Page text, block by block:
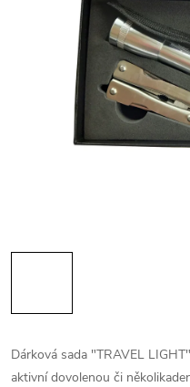
Dárková sada "TRAVEL
aktivní dovolenou či